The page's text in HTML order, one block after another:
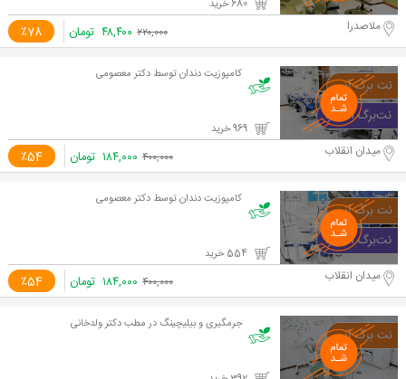
٪78 ملاصدرا ۲۲۰,۰۰۰ ۴۸,۴۰۰ تومان
کامپوزیت دندان توسط دکتر معصومی
٪54 میدان انقلاب ۴۰۰,۰۰۰ ۱۸۴,۰۰۰ تومان
کامپوزیت دندان توسط دکتر معصومی
٪54 میدان انقلاب ۴۰۰,۰۰۰ ۱۸۴,۰۰۰ تومان
جرمگیری و بیلیچینگ در مطب دکتر ولدخانی